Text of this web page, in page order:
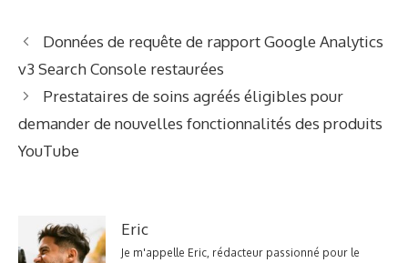
Données de requête de rapport Google Analytics
v3 Search Console restaurées
Prestataires de soins agréés éligibles pour
demander de nouvelles fonctionnalités des produits
YouTube
Eric
Je m'appelle Eric, rédacteur passionné pour le